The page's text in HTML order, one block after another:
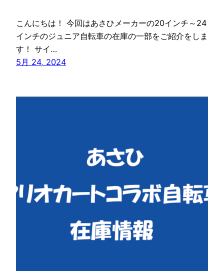
こんにちは！ 今回はあさひメーカーの20インチ～24
インチのジュニア自転車の在庫の一部をご紹介をしま
す！ サイ…
5月 24, 2024